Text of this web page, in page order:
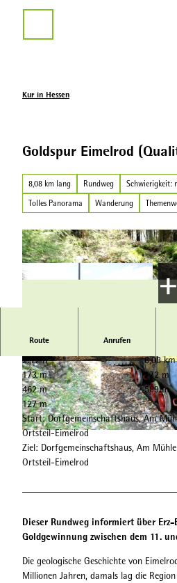
Kur in Hessen
Goldspur Eimelrod
8,08 km lang Rundweg Schwierigkeit:
Tolles Panorama
Wanderung
© Tourist-Information Willingen |
© Tourist-Information Willingen |CC-BY-SA ©
Route Anrufen
2:17 h
8,08 km
173 m
172 m
462 m
589 m
127 m
Start: Dorfgemeinschaftshaus, Am
Ortsteil-Eimelrod
Ziel: Dorfgemeinschaftshaus, Am
Ortsteil-Eimelrod
Dieser Rundweg informiert über Erz-
Goldgewinnung zwischen dem 11.
Die geologische Geschichte von
Millionen Jahren, damals lag die